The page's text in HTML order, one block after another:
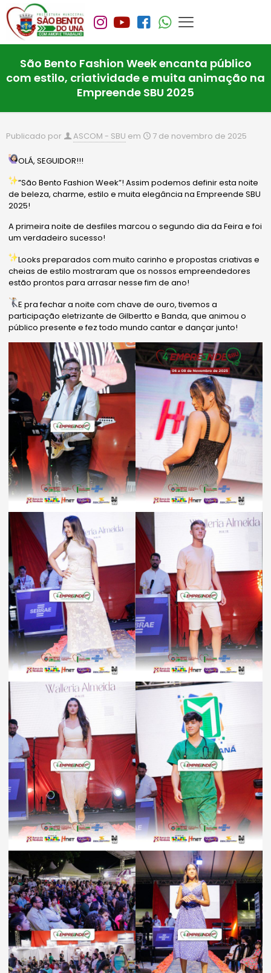
São Bento Fashion Week encanta público
com estilo, criatividade e muita animação na
Empreende SBU 2025
Publicado por ASCOM - SBU em 7 de novembro de 2025
OLÁ, SEGUIDOR!!!
”São Bento Fashion Week”! Assim podemos definir esta noite
de beleza, charme, estilo e muita elegância na Empreende SBU
2025!
A primeira noite de desfiles marcou o segundo dia da Feira e foi
um verdadeiro sucesso!
Looks preparados com muito carinho e propostas criativas e
cheias de estilo mostraram que os nossos empreendedores
estão prontos para arrasar nesse fim de ano!
E pra fechar a noite com chave de ouro, tivemos a
participação eletrizante de Gilbertto e Banda, que animou o
público presente e fez todo mundo cantar e dançar junto!